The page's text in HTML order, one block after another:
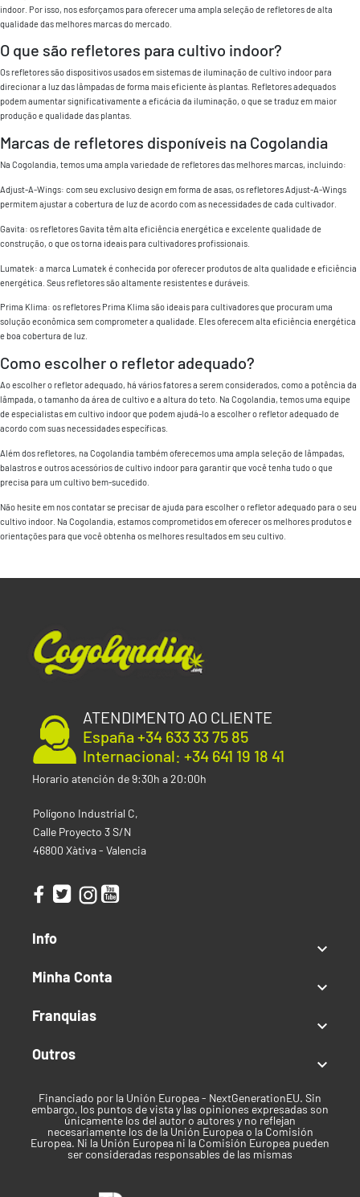
indoor. Por isso, nos esforçamos para oferecer uma ampla seleção de refletores de alta
qualidade das melhores marcas do mercado.
O que são refletores para cultivo indoor?
Os refletores são dispositivos usados em sistemas de iluminação de cultivo indoor para
direcionar a luz das lâmpadas de forma mais eficiente às plantas. Refletores adequados
podem aumentar significativamente a eficácia da iluminação, o que se traduz em maior
produção e qualidade das plantas.
Marcas de refletores disponíveis na Cogolandia
Na Cogolandia, temos uma ampla variedade de refletores das melhores marcas, incluindo:
Adjust-A-Wings: com seu exclusivo design em forma de asas, os refletores Adjust-A-Wings
permitem ajustar a cobertura de luz de acordo com as necessidades de cada cultivador.
Gavita: os refletores Gavita têm alta eficiência energética e excelente qualidade de
construção, o que os torna ideais para cultivadores profissionais.
Lumatek: a marca Lumatek é conhecida por oferecer produtos de alta qualidade e eficiência
energética. Seus refletores são altamente resistentes e duráveis.
Prima Klima: os refletores Prima Klima são ideais para cultivadores que procuram uma
solução econômica sem comprometer a qualidade. Eles oferecem alta eficiência energética
e boa cobertura de luz.
Como escolher o refletor adequado?
Ao escolher o refletor adequado, há vários fatores a serem considerados, como a potência da
lâmpada, o tamanho da área de cultivo e a altura do teto. Na Cogolandia, temos uma equipe
de especialistas em cultivo indoor que podem ajudá-lo a escolher o refletor adequado de
acordo com suas necessidades específicas.
Além dos refletores, na Cogolandia também oferecemos uma ampla seleção de lâmpadas,
balastros e outros acessórios de cultivo indoor para garantir que você tenha tudo o que
precisa para um cultivo bem-sucedido.
Não hesite em nos contatar se precisar de ajuda para escolher o refletor adequado para o seu
cultivo indoor. Na Cogolandia, estamos comprometidos em oferecer os melhores produtos e
orientações para que você obtenha os melhores resultados em seu cultivo.
ATENDIMENTO AO CLIENTE
España +34 633 33 75 85
Internacional: +34 641 19 18 41
Horario atención de 9:30h a 20:00h
Polígono Industrial C,
Calle Proyecto 3 S/N
46800 Xàtiva - Valencia
Info

Minha Conta

Franquias

Outros

Financiado por la Unión Europea - NextGenerationEU. Sin
embargo, los puntos de vista y las opiniones expresadas son
únicamente los del autor o autores y no reflejan
necesariamente los de la Unión Europea o la Comisión
Europea. Ni la Unión Europea ni la Comisión Europea pueden
ser consideradas responsables de las mismas